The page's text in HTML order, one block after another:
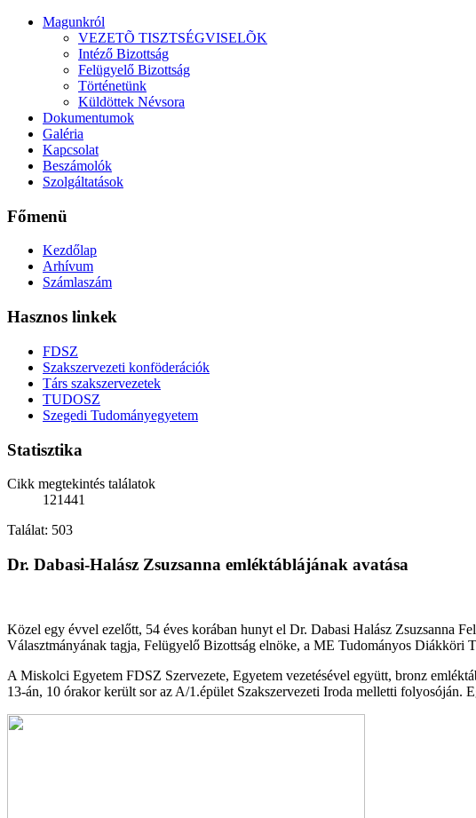
Magunkról
VEZETÕ TISZTSÉGVISELÕK
Intéző Bizottság
Felügyelő Bizottság
Történetünk
Küldöttek Névsora
Dokumentumok
Galéria
Kapcsolat
Beszámolók
Szolgáltatások
Főmenü
Kezdőlap
Arhívum
Számlaszám
Hasznos linkek
FDSZ
Szakszervezeti konföderációk
Társ szakszervezetek
TUDOSZ
Szegedi Tudományegyetem
Statisztika
Cikk megtekintés találatok
121441
Találat: 503
Dr. Dabasi-Halász Zsuzsanna emléktáblájának avatása
Közel egy évvel ezelőtt, 54 éves korában hunyt el Dr. Dabasi Halász Zsuzsanna
Választmányának tagja, Felügyelő Bizottság elnöke, a ME Tudományos Diákköri
A Miskolci Egyetem FDSZ Szervezete, Egyetem vezetésével együtt, bronz
13-án, 10 órakor került sor az A/1.épület Szakszervezeti Iroda melletti folyosóján.